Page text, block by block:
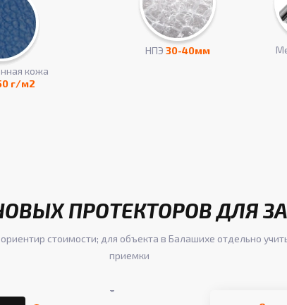
кожа
г/м2
НПЭ 30-40мм
ПРОТЕКТОРОВ ДЛЯ
стоимости; для объекта в Балашихе отдельно
приемки
-